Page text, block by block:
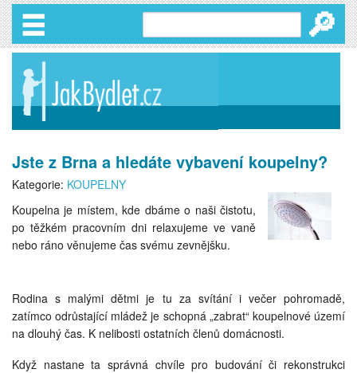
🔎
Jste z Brna a hledáte vybavení koupelny?
Kategorie: KOUPELNY
Koupelna je místem, kde dbáme o naši čistotu,
po těžkém pracovním dni relaxujeme ve vaně
nebo ráno věnujeme čas svému zevnějšku.
Rodina s malými dětmi je tu za svítání i večer pohromadě,
zatímco odrůstající mládež je schopná „zabrat“ koupelnové území
na dlouhý čas. K nelibosti ostatních členů domácnosti.
Když nastane ta správná chvíle pro budování či rekonstrukci